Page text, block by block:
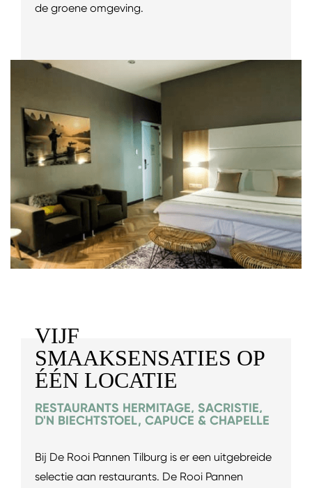
de groene omgeving.
VIJF
SMAAKSENSATIES OP
ÉÉN LOCATIE
RESTAURANTS HERMITAGE, SACRISTIE,
D'N BIECHTSTOEL, CAPUCE & CHAPELLE
Bij De Rooi Pannen Tilburg is er een uitgebreide
selectie aan restaurants. De Rooi Pannen